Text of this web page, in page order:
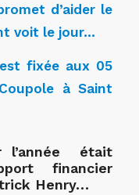
d’aider le
voit le jour…
fixée aux 05
à Saint
l’année était
financier
Henry…